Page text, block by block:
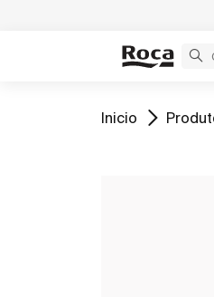
Ir para
Inicio Ir para